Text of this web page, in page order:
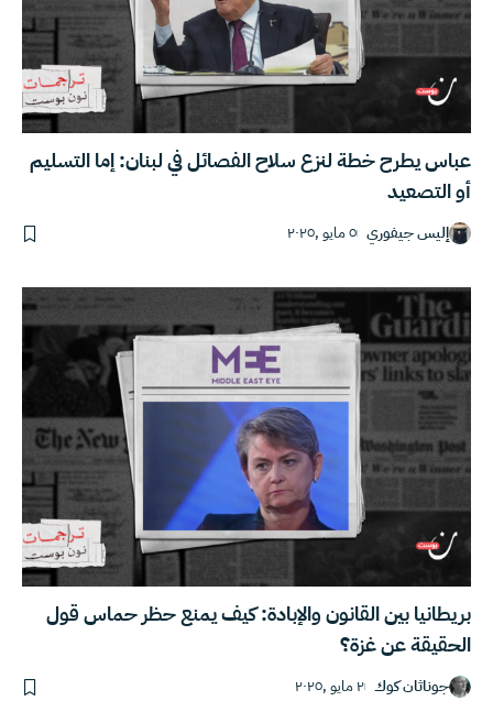
عباس يطرح خطة لنزع سلاح الفصائل في لبنان: إما التسليم
أو التصعيد
إليس جيفوري ٥ مايو ,٢٠٢٥
بريطانيا بين القانون والإبادة: كيف يمنع حظر حماس قول
الحقيقة عن غزة؟
جوناثان كوك ٢ مايو ,٢٠٢٥